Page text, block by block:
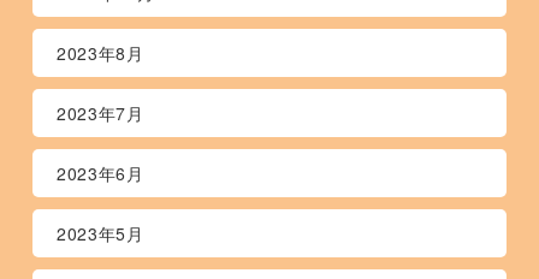
2023年8月
2023年7月
2023年6月
2023年5月